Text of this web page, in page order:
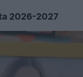
2026-2027